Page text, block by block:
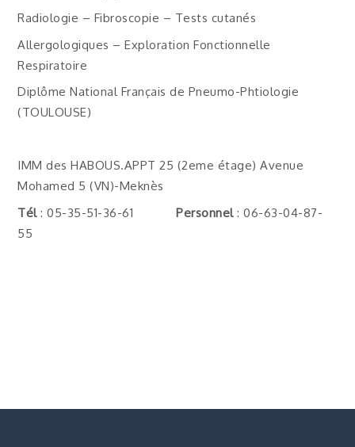
Radiologie – Fibroscopie – Tests cutanés
Allergologiques – Exploration Fonctionnelle
Respiratoire
Diplôme National Français de Pneumo-Phtiologie
(TOULOUSE)
IMM des HABOUS.APPT 25 (2eme étage) Avenue
Mohamed 5 (VN)-Meknès
Tél: 05-35-51-36-61Personnel: 06-63-04-87-
55